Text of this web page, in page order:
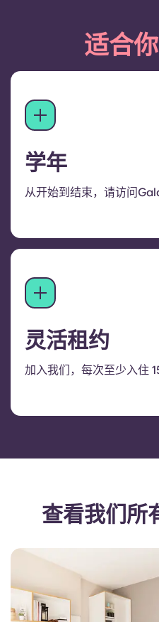
适合
学年
从开始到结束，请访问
灵活租约
加入我们，每次至少入住
查看我们所